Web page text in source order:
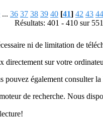
... 36 37 38 39 40 [41] 42 43 44
Résultats: 401 - 410 sur 551
ni de limitation de
sur votre
pouvez également consulter la
de recherche. Nous